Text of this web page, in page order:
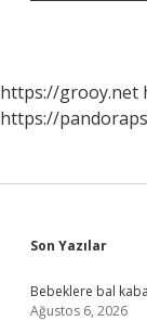
https://grooy.net
https://
Son Yazılar
Bebeklere bal
Ağustos 6, 2026